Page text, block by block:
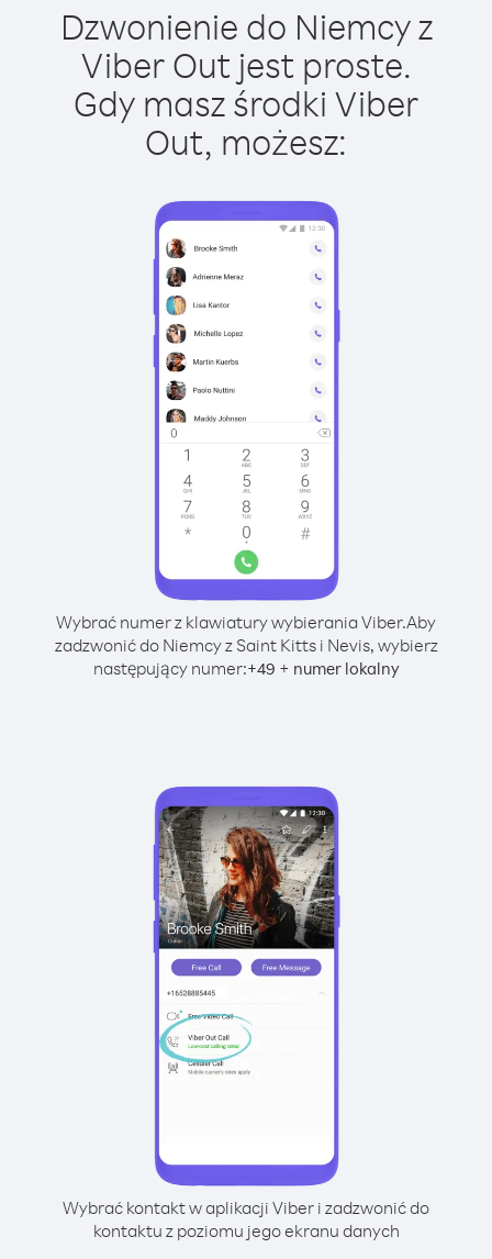
Dzwonienie do Niemcy z
Viber Out jest proste.
Gdy masz środki Viber
Out, możesz:
Wybrać numer z klawiatury wybierania Viber.Aby
zadzwonić do Niemcy z Saint Kitts i Nevis, wybierz
następujący numer:+49 + numer lokalny
Wybrać kontakt w aplikacji Viber i zadzwonić do
kontaktu z poziomu jego ekranu danych